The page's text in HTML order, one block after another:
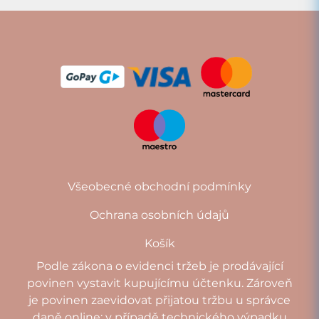
Všeobecné obchodní podmínky
Ochrana osobních údajů
Košík
Podle zákona o evidenci tržeb je prodávající
povinen vystavit kupujícímu účtenku. Zároveň
je povinen zaevidovat přijatou tržbu u správce